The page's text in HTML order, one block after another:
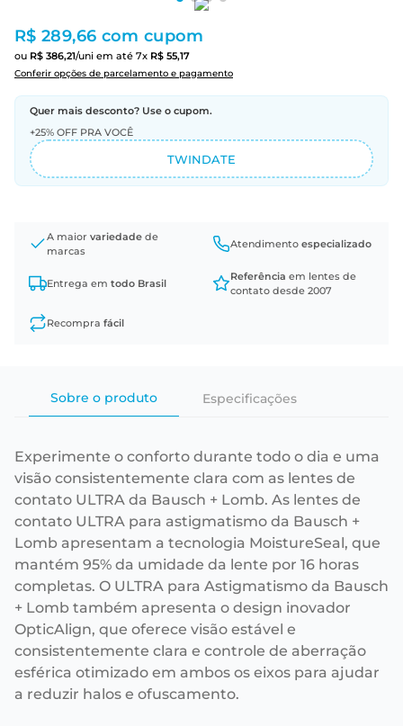
R$ 289,66 com cupom
ou R$ 386,21/uni em até 7x R$ 55,17
Conferir opções de parcelamento e pagamento
Quer mais desconto? Use o cupom.
+25% OFF PRA VOCÊ
TWINDATE
A maior variedade de
marcas
Atendimento especializado
Entrega em todo Brasil
Referência em lentes de
contato desde 2007
Recompra fácil
Sobre o produto Especificações
Experimente o conforto durante todo o dia e uma
visão consistentemente clara com as lentes de
contato ULTRA da Bausch + Lomb. As lentes de
contato ULTRA para astigmatismo da Bausch +
Lomb apresentam a tecnologia MoistureSeal, que
mantém 95% da umidade da lente por 16 horas
completas. O ULTRA para Astigmatismo da Bausch
+ Lomb também apresenta o design inovador
OpticAlign, que oferece visão estável e
consistentemente clara e controle de aberração
esférica otimizado em ambos os eixos para ajudar
a reduzir halos e ofuscamento.